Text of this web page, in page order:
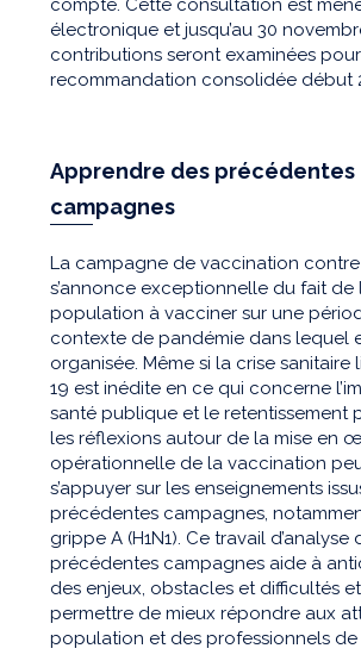
compte. Cette consultation est
électronique et jusqu’au 30
contributions seront examinées
recommandation consolidée début
Apprendre des précédentes
campagnes
La campagne de vaccination
s’annonce exceptionnelle du fait de
population à vacciner sur une
contexte de pandémie dans lequel
organisée. Même si la crise sanitaire
19 est inédite en ce qui concerne
santé publique et le retentissement
les réflexions autour de la mise en
opérationnelle de la vaccination
s’appuyer sur les enseignements
précédentes campagnes,
grippe A (H1N1). Ce travail d’analyse
précédentes campagnes aide à
des enjeux, obstacles et difficultés
permettre de mieux répondre aux
population et des professionnels de